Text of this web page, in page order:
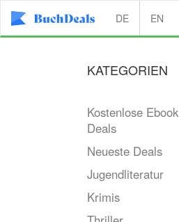
DE EN
KATEGORIEN
Kostenlose Ebook
Deals
Neueste Deals
Jugendliteratur
Krimis